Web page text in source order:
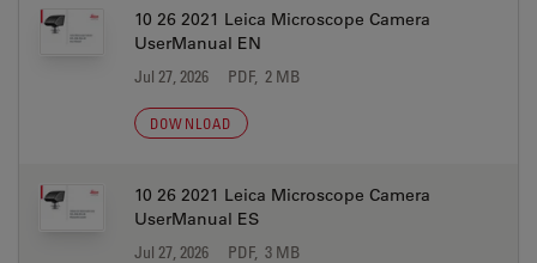
10 26 2021 Leica Microscope Camera
UserManual EN
Jul 27, 2026 PDF, 2 MB
DOWNLOAD
10 26 2021 Leica Microscope Camera
UserManual ES
Jul 27, 2026 PDF, 3 MB